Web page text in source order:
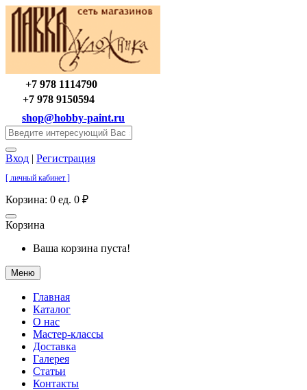
+7 978 1114790
+7 978 9150594
shop@hobby-paint.ru
Вход | Регистрация
[ личный кабинет ]
Корзина: 0 ед. 0 ₽
Корзина
Ваша корзина пуста!
Меню
Главная
Каталог
О нас
Мастер-классы
Доставка
Галерея
Статьи
Контакты